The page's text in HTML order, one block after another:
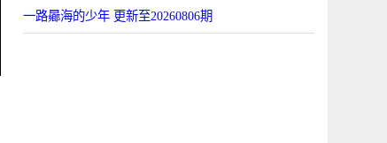
一路曏海的少年 更新至20260806期